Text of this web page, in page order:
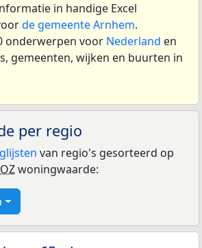
in handige Excel
de gemeente Arnhem.
onderwerpen voor Nederland en
gemeenten, wijken en buurten in
per regio
van regio's gesorteerd op
woningwaarde: